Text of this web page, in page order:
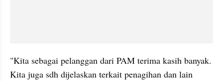
"Kita sebagai pelanggan dari PAM terima kasih banyak.
Kita juga sdh dijelaskan terkait penagihan dan lain